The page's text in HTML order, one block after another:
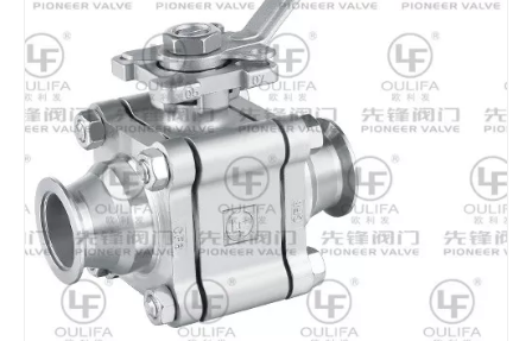
Kugelhahn ISO Direktmontage PQ11F 3PC Schweißkugelventil Q361F-16